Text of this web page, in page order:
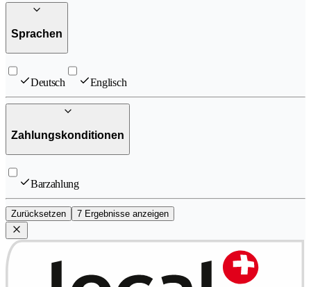
Sprachen
Deutsch Englisch
Zahlungskonditionen
Barzahlung
Zurücksetzen 7 Ergebnisse anzeigen